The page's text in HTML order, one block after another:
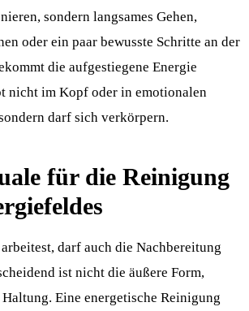
sondern langsames Gehen,
oder ein paar bewusste Schritte an der
die aufgestiegene Energie
nicht im Kopf oder in emotionalen
darf sich verkörpern.
für die Reinigung
darf auch die Nachbereitung
ist nicht die äußere Form,
Eine energetische Reinigung